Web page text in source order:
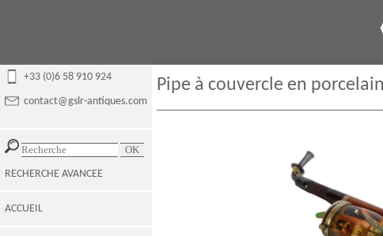
+33 (0)6 58 910 924
contact@gslr-antiques.com
RECHERCHE AVANCEE
ACCUEIL
Pipe à couvercle en